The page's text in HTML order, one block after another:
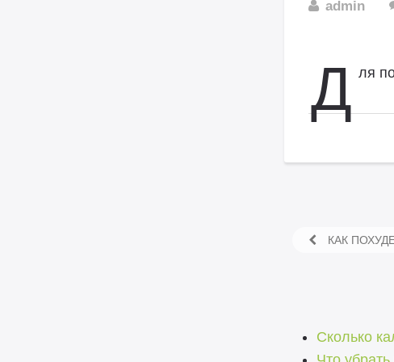
admin
Д ля
КАК
Сколько